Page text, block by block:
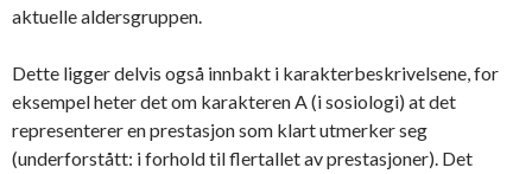
aktuelle aldersgruppen.
Dette ligger delvis også innbakt i karakterbeskrivelsene, for
eksempel heter det om karakteren A (i sosiologi) at det
representerer en prestasjon som klart utmerker seg
(underforstått: i forhold til flertallet av prestasjoner). Det